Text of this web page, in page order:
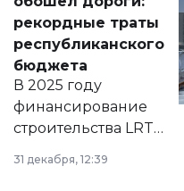
появился в базе
нормативных
правовых актов и
на сайте маслихат
города.
рекордные траты
республиканского
бюджета
В 2025 году
финансирование
строительства LRT
в Астане из
республиканского
31 декабря, 12:39